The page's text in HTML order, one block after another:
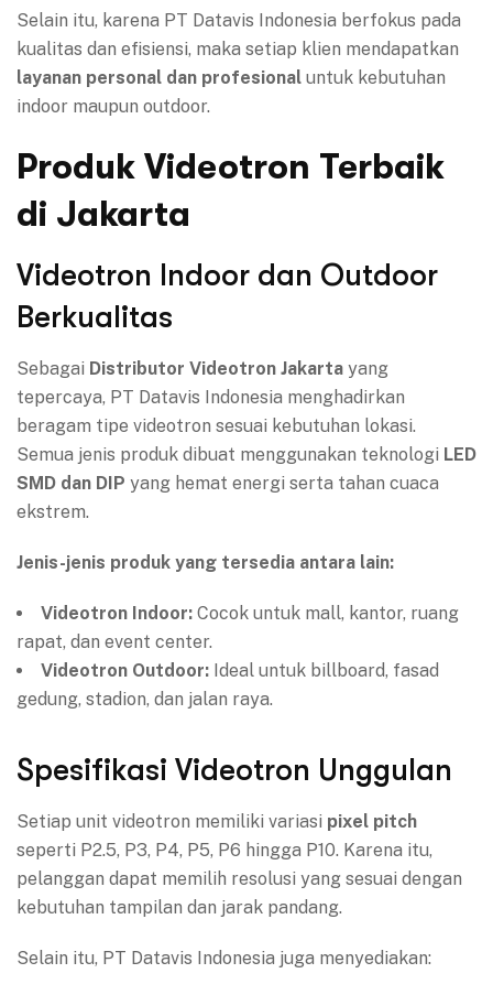
Selain itu, karena PT Datavis Indonesia berfokus pada
kualitas dan efisiensi, maka setiap klien mendapatkan
layanan personal dan profesional untuk kebutuhan
indoor maupun outdoor.
Produk Videotron Terbaik
di Jakarta
Videotron Indoor dan Outdoor
Berkualitas
Sebagai Distributor Videotron Jakarta yang
tepercaya, PT Datavis Indonesia menghadirkan
beragam tipe videotron sesuai kebutuhan lokasi.
Semua jenis produk dibuat menggunakan teknologi LED
SMD dan DIP yang hemat energi serta tahan cuaca
ekstrem.
Jenis-jenis produk yang tersedia antara lain:
Videotron Indoor: Cocok untuk mall, kantor, ruang
rapat, dan event center.
Videotron Outdoor: Ideal untuk billboard, fasad
gedung, stadion, dan jalan raya.
Spesifikasi Videotron Unggulan
Setiap unit videotron memiliki variasi pixel pitch
seperti P2.5, P3, P4, P5, P6 hingga P10. Karena itu,
pelanggan dapat memilih resolusi yang sesuai dengan
kebutuhan tampilan dan jarak pandang.
Selain itu, PT Datavis Indonesia juga menyediakan: